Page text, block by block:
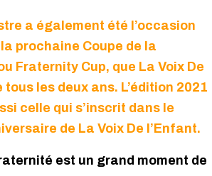
a également été l’occasion
prochaine Coupe de la
Fraternity Cup, que La Voix De
tous les deux ans. L’édition 2021
celle qui s’inscrit dans le
de La Voix De l’Enfant.
est un grand moment de